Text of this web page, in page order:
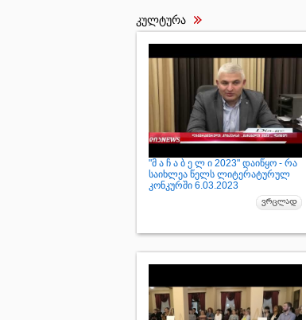
კულტურა
"მ ა ჩ ა ბ ე ლ ი 2023" დაიწყო - რა
საიხლეა წელს ლიტერატურულ
კონკურში 6.03.2023